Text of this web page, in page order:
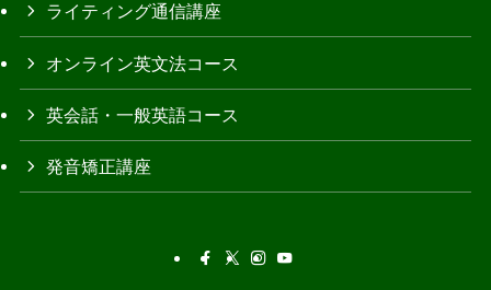
ライティング通信講座
オンライン英文法コース
英会話・一般英語コース
発音矯正講座